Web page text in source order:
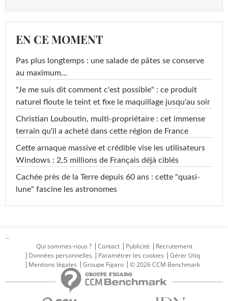
EN CE MOMENT
Pas plus longtemps : une salade de pâtes se conserve
au maximum...
"Je me suis dit comment c'est possible" : ce produit
naturel floute le teint et fixe le maquillage jusqu'au soir
Christian Louboutin, multi-propriétaire : cet immense
terrain qu'il a acheté dans cette région de France
Cette arnaque massive et crédible vise les utilisateurs
Windows : 2,5 millions de Français déjà ciblés
Cachée près de la Terre depuis 60 ans : cette "quasi-
lune" fascine les astronomes
...
Qui sommes-nous ?
Contact Publicité
Recrutement
Données personnelles
Paramétrer les cookies
Gérer Utiq
Mentions légales
Groupe Figaro © 2026 CCM Benchmark